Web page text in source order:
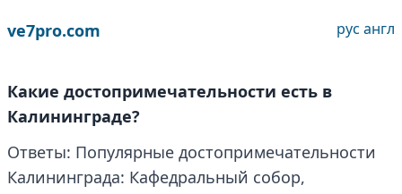
ve7pro.com рус англ
Какие достопримечательности есть в
Калининграде?
Ответы: Популярные достопримечательности
Калининграда: Кафедральный собор,